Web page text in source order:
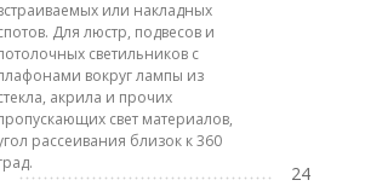
или накладных
Для люстр, подвесов и
светильников с
вокруг лампы из
акрила и прочих
свет материалов,
рассеивания близок к 360
24